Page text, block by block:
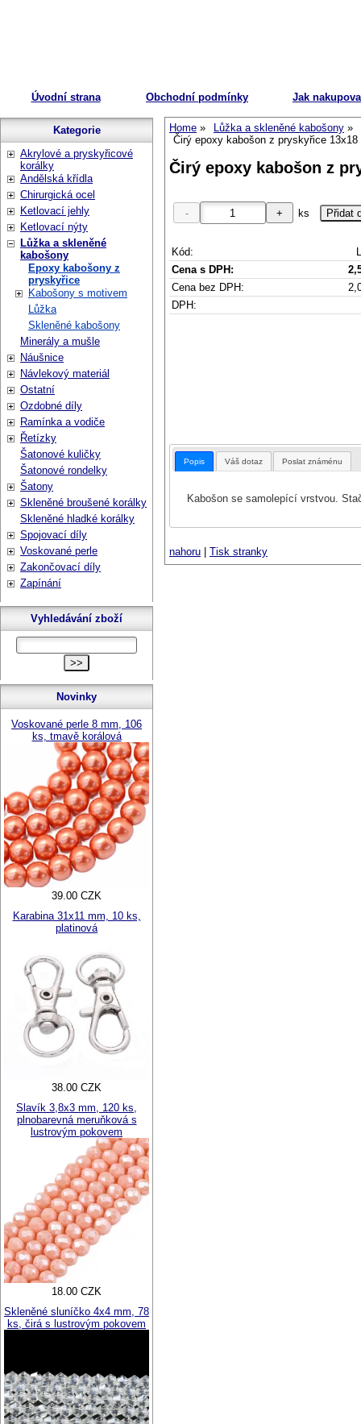
Úvodní strana Obchodní podmínky Jak
Home
Lůžka a skleněné kabošony
Čirý epoxy kabošon z pryskyřice 13x18
Čirý epoxy kabošon z
ks
Kód:
Cena s DPH:
Cena bez DPH:
DPH:
Popis Váš dotaz Poslat známénu
Kabošon se samolepící vrstvou.
nahoru Tisk stranky
Kategorie
Akrylové a pryskyřicové
korálky
Andělská křídla
Chirurgická ocel
Ketlovací jehly
Ketlovací nýty
Lůžka a skleněné
kabošony
Epoxy kabošony z
pryskyřice
Kabošony s motivem
Lůžka
Skleněné kabošony
Minerály a mušle
Náušnice
Návlekový materiál
Ostatní
Ozdobné díly
Ramínka a vodiče
Řetízky
Šatonové kuličky
Šatonové rondelky
Šatony
Skleněné broušené korálky
Skleněné hladké korálky
Spojovací díly
Voskované perle
Zakončovací díly
Zapínání
Vyhledávání zboží
Novinky
Voskované perle 8 mm, 106
ks, tmavě korálová
39.00 CZK
Karabina 31x11 mm, 10 ks,
platinová
38.00 CZK
Slavík 3,8x3 mm, 120 ks,
plnobarevná meruňková s
lustrovým pokovem
18.00 CZK
Skleněné sluníčko 4x4 mm, 78
ks, čirá s lustrovým pokovem